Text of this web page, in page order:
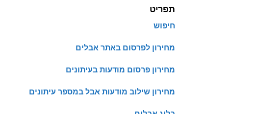
תפריט
חיפוש
מחירון לפרסום באתר אבלים
מחירון פרסום מודעות בעיתונים
מחירון שילוב מודעות אבל במספר עיתונים